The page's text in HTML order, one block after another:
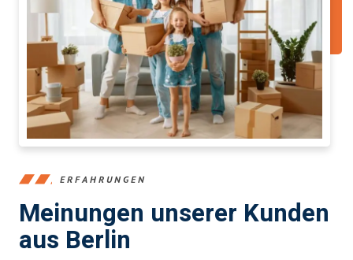
ERFAHRUNGEN
Meinungen unserer Kunden
aus Berlin